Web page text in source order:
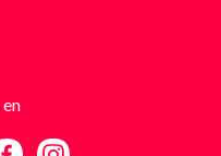
económicas variaban
dependiendo de